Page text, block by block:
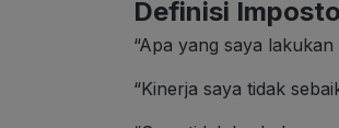
Definisi
“Apa yang saya lakukan
“Kinerja saya tidak